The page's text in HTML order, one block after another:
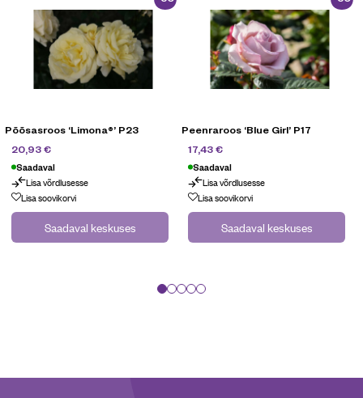
%
Põõsasroos ‘Limona®’ P23
20,93€
Saadaval
Lisa võrdlusesse
Lisa soovikorvi
Saadaval keskuses
%
Peenraroos ‘Blue Girl’ P17
17,43€
Saadaval
Lisa võrdlusesse
Lisa soovikorvi
Saadaval keskuses